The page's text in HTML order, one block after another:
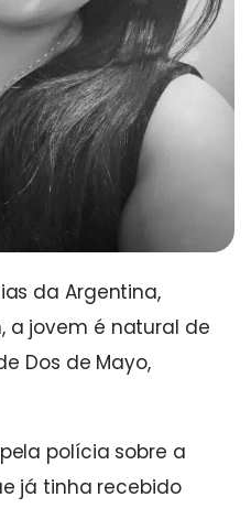
da Argentina,
a jovem é natural de
Dos de Mayo,
polícia sobre a
já tinha recebido